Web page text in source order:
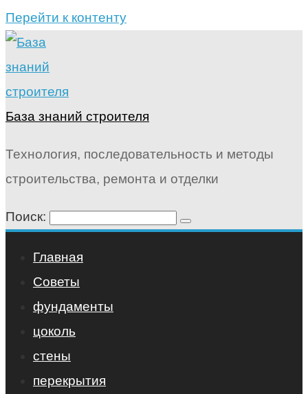
Перейти к контенту
База знаний строителя
Технология, последовательность и методы
строительства, ремонта и отделки
Поиск:
Главная
Советы
фундаменты
цоколь
стены
перекрытия